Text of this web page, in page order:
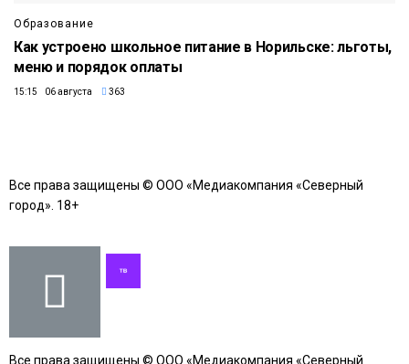
Образование
Как устроено школьное питание в Норильске: льготы,
меню и порядок оплаты
15:15 06 августа 363
Все права защищены © ООО «Медиакомпания «Северный
город». 18+
Все права защищены © ООО «Медиакомпания «Северный